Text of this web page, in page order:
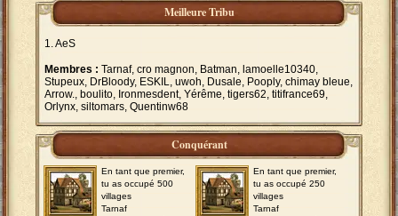
Meilleure Tribu
AeS
Membres : Tarnaf, cro magnon, Batman, lamoelle10340,
Stupeux, DrBloody, ESKIL, uwoh, Dusale, Pooply, chimay bleue,
Arrow., boulito, Ironmesdent, Yérême, tigers62, titifrance69,
Orlynx, siltomars, Quentinw68
Conquérant
En tant que premier,
tu as occupé 500
villages
Tarnaf
En tant que premier,
tu as occupé 250
villages
Tarnaf